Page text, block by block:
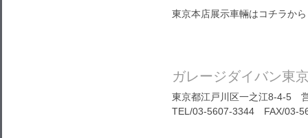
東京本店展示車輛はコチラか
ガレージダイバン東
東京都江戸川区一之江8-4-5
TEL/03-5607-3344 FAX/03-